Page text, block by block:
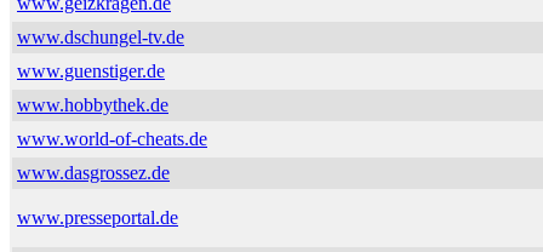
www.dschungel-tv.de
www.guenstiger.de
www.hobbythek.de
www.world-of-cheats.de
www.dasgrossez.de
www.presseportal.de